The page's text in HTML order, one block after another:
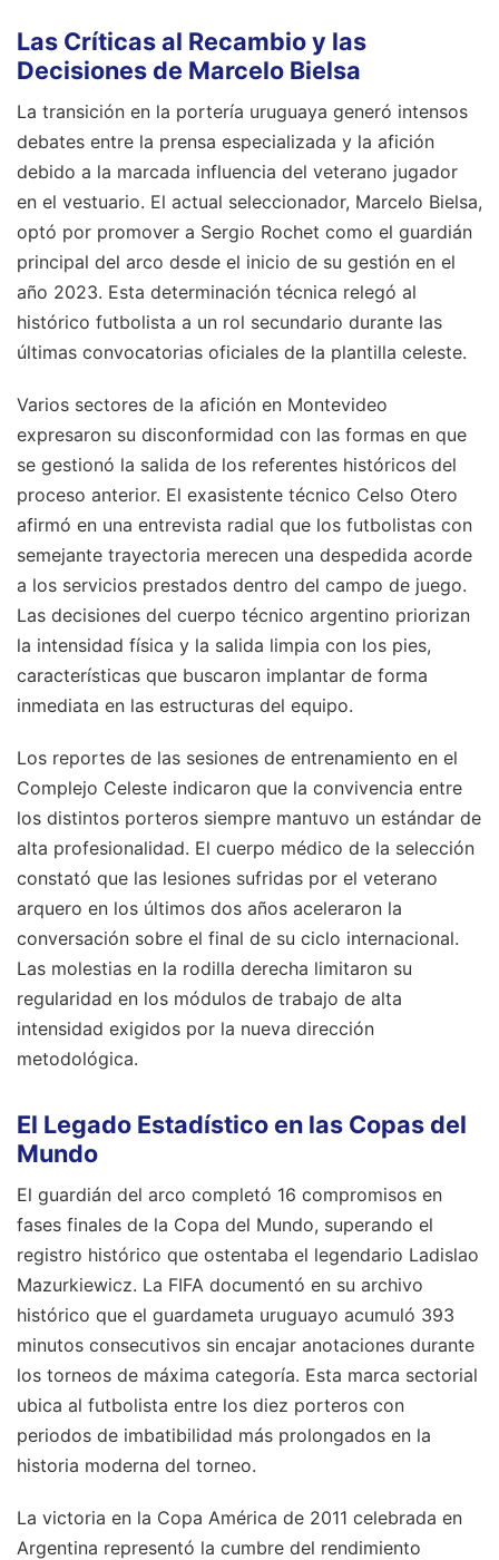
Las Críticas al Recambio y las
Decisiones de Marcelo Bielsa
La transición en la portería uruguaya generó intensos
debates entre la prensa especializada y la afición
debido a la marcada influencia del veterano jugador
en el vestuario. El actual seleccionador, Marcelo Bielsa,
optó por promover a Sergio Rochet como el guardián
principal del arco desde el inicio de su gestión en el
año 2023. Esta determinación técnica relegó al
histórico futbolista a un rol secundario durante las
últimas convocatorias oficiales de la plantilla celeste.
Varios sectores de la afición en Montevideo
expresaron su disconformidad con las formas en que
se gestionó la salida de los referentes históricos del
proceso anterior. El exasistente técnico Celso Otero
afirmó en una entrevista radial que los futbolistas con
semejante trayectoria merecen una despedida acorde
a los servicios prestados dentro del campo de juego.
Las decisiones del cuerpo técnico argentino priorizan
la intensidad física y la salida limpia con los pies,
características que buscaron implantar de forma
inmediata en las estructuras del equipo.
Los reportes de las sesiones de entrenamiento en el
Complejo Celeste indicaron que la convivencia entre
los distintos porteros siempre mantuvo un estándar de
alta profesionalidad. El cuerpo médico de la selección
constató que las lesiones sufridas por el veterano
arquero en los últimos dos años aceleraron la
conversación sobre el final de su ciclo internacional.
Las molestias en la rodilla derecha limitaron su
regularidad en los módulos de trabajo de alta
intensidad exigidos por la nueva dirección
metodológica.
El Legado Estadístico en las Copas del
Mundo
El guardián del arco completó 16 compromisos en
fases finales de la Copa del Mundo, superando el
registro histórico que ostentaba el legendario Ladislao
Mazurkiewicz. La FIFA documentó en su archivo
histórico que el guardameta uruguayo acumuló 393
minutos consecutivos sin encajar anotaciones durante
los torneos de máxima categoría. Esta marca sectorial
ubica al futbolista entre los diez porteros con
periodos de imbatibilidad más prolongados en la
historia moderna del torneo.
La victoria en la Copa América de 2011 celebrada en
Argentina representó la cumbre del rendimiento